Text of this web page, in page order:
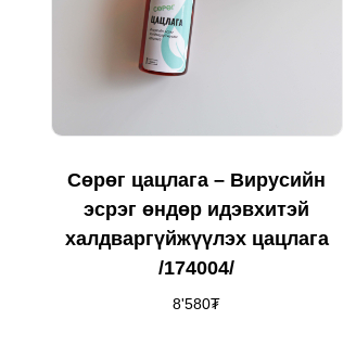
Сөрөг цацлага – Вирусийн
эсрэг өндөр идэвхитэй
халдваргүйжүүлэх цацлага
/174004/
8'580₮